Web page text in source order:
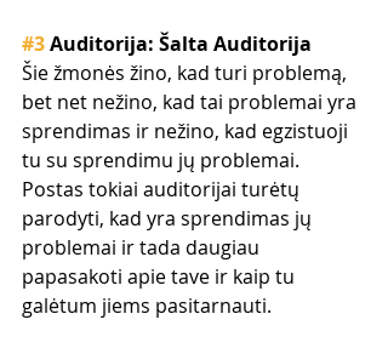
#3 Auditorija: Šalta Auditorija
Šie žmonės žino, kad turi problemą,
bet net nežino, kad tai problemai yra
sprendimas ir nežino, kad egzistuoji
tu su sprendimu jų problemai.
Postas tokiai auditorijai turėtų
parodyti, kad yra sprendimas jų
problemai ir tada daugiau
papasakoti apie tave ir kaip tu
galėtum jiems pasitarnauti.